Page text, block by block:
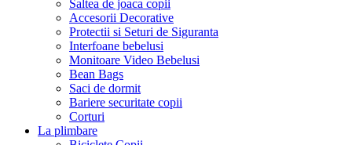
Saltea de joaca copii
Accesorii Decorative
Protectii si Seturi de Siguranta
Interfoane bebelusi
Monitoare Video Bebelusi
Bean Bags
Saci de dormit
Bariere securitate copii
Corturi
La plimbare